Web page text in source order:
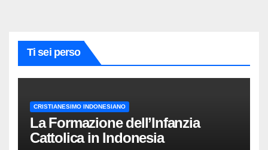
Ti sei perso
CRISTIANESIMO INDONESIANO
La Formazione dell’Infanzia
Cattolica in Indonesia